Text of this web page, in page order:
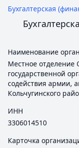
Бухгалтерская
Наименование
Местное отделение
государственной
содействия армии,
Кольчугинского
ИНН
3306014510
Карточка